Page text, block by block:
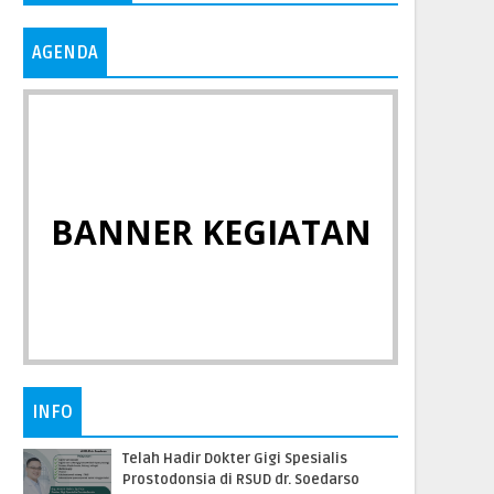
AGENDA
BANNER KEGIATAN
INFO
Telah Hadir Dokter Gigi Spesialis
Prostodonsia di RSUD dr. Soedarso